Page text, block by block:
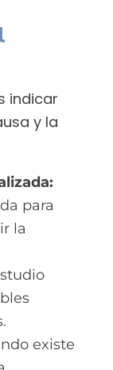
indicar
y la
para
la
existe